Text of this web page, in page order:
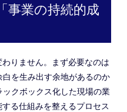
事業の持続的成
りません。まず必要なのは
を生み出す余地があるのか
クボックス化した現場の業
る仕組みを整えるプロセス